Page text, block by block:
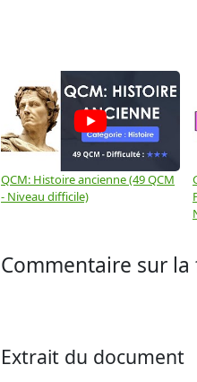
QCM: Histoire ancienne (49 QCM
- Niveau difficile)
Commentaire sur la
Extrait du document